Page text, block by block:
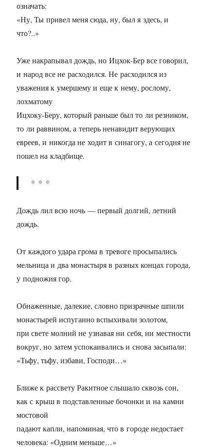
означать:
«Ну, Ты привел меня сюда, ну, был я здесь, и
что?..»
Уже накрапывал дождь, но Ицхок-Бер все говорил,
и народ все не расходился. Не расходился из
уважения к умершему и еще к нему, рослому,
лохматому
Ицхоку-Беру, который раньше был то ли резником,
то ли раввином, а теперь ненавидит верующих
евреев, и никогда не ходит в синагогу, а сегодня не
пошел на кладбище.
* * *
Дождь лил всю ночь — первый долгий, летний
дождь.
От каждого удара грома в тревоге просыпались
мельница и два монастыря в разных концах города,
у подножия гор.
Обнаженные, далекие, словно призрачные шпили
монастырей испуганно вспыхивали золотом,
при свете молний не узнавая ни себя, ни местности
вокруг, но затем успокаивались и снова засыпали:
«Тьфу, тьфу, избави, Господи…»
Ближе к рассвету Ракитное слышало сквозь сон,
как с крыш в подставленные бочонки и на камни
мостовой
падают капли, напоминая, что в городе недостает
человека: «Одним меньше…»